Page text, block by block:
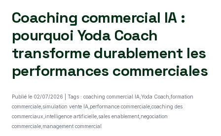
Coaching commercial IA :
pourquoi Yoda Coach
transforme durablement les
performances commerciales
Publié le 02/07/2026 | Tags : coaching commercial IA,Yoda Coach,formation
commerciale,simulation vente IA,performance commerciale,coaching des
commerciaux,intelligence artificielle,sales enablement,negociation
commerciale,management commercial